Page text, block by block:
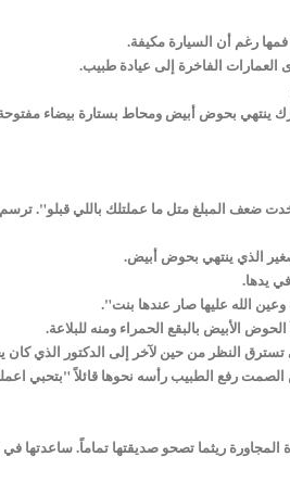
رغم أن السيارة مكيفة.
الفاخرة إلى عيادة طبيب.
ينتهي بحوض أبيض ومحاط بستارة بيضاء
المبلغ متل ما عملتلك باللي قبلو".
الذي ينتهي بحوض أبيض.
يدها.
الله عليها صار عندها بنت".
الأبيض بالبقع الحمراء ومنه للبلاعة.
النظر من حين لآخر إلى الدكتور الذي كان
الصمت رفع الطبيب رأسه نحوها قائلاً "بتحبي
ريثما تصحو صديقتها تماماً. ساعدتها في